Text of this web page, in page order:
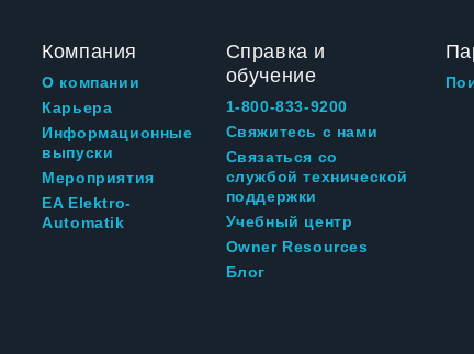
Компания
О компании
Карьера
Информационные
выпуски
Мероприятия
EA Elektro-
Automatik
Справка и
обучение
1-800-833-9200
Свяжитесь с нами
Связаться со
службой технической
поддержки
Учебный центр
Owner Resources
Блог